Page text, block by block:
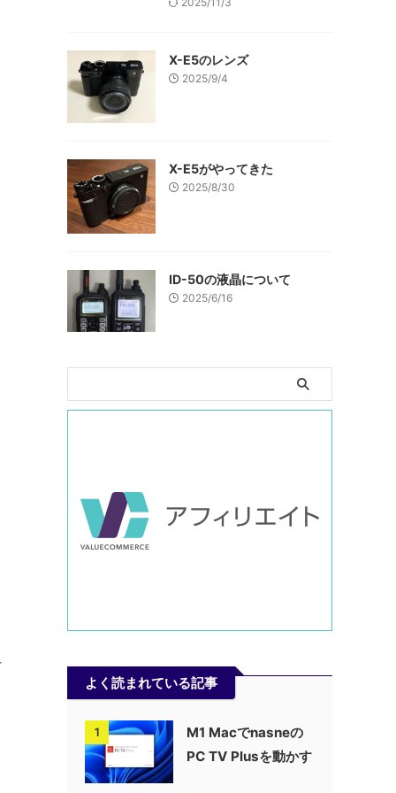
X-E5のレンズ
2025/9/4
X-E5がやってきた
2025/8/30
ID-50の液晶について
2025/6/16
よく読まれている記事
1
M1 Macでnasneの
PC TV Plusを動かす